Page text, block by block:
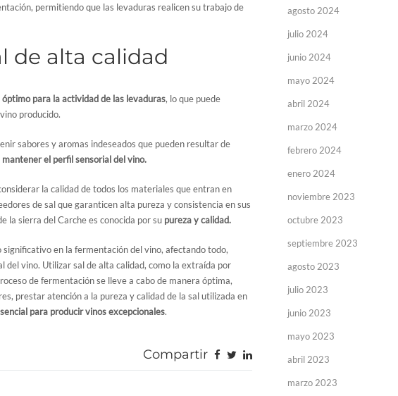
permitiendo que las levaduras realicen su trabajo de
de alta calidad
para la actividad de las levaduras, lo que puede
producido.
sabores y aromas indeseados que pueden resultar de
el perfil sensorial del vino.
la calidad de todos los materiales que entran en
de sal que garanticen alta pureza y consistencia en sus
la sierra del Carche es conocida por su pureza y calidad.
en la fermentación del vino, afectando todo,
del vino. Utilizar sal de alta calidad, como la extraída por
de fermentación se lleve a cabo de manera óptima,
prestar atención a la pureza y calidad de la sal utilizada en
para producir vinos excepcionales.
Compartir
agosto 2024
julio 2024
junio 2024
mayo 2024
abril 2024
marzo 2024
febrero 2024
enero 2024
noviembre 2023
octubre 2023
septiembre 2023
agosto 2023
julio 2023
junio 2023
mayo 2023
abril 2023
marzo 2023